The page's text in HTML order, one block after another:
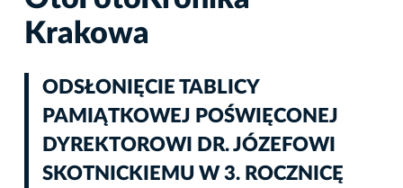
Krakowa
ODSŁONIĘCIE TABLICY
PAMIĄTKOWEJ POŚWIĘCONEJ
DYREKTOROWI DR. JÓZEFOWI
SKOTNICKIEMU W 3. ROCZNICĘ